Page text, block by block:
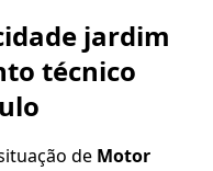
jardim
técnico
de Motor